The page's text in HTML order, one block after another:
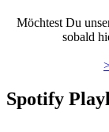
Möchtest Du
sobald
Spotify